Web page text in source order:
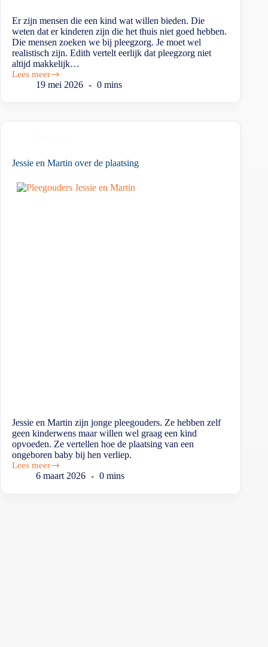
Er zijn mensen die een kind wat willen bieden. Die
weten dat er kinderen zijn die het thuis niet goed hebben.
Die mensen zoeken we bij pleegzorg. Je moet wel
realistisch zijn. Edith vertelt eerlijk dat pleegzorg niet
altijd makkelijk…
Lees meer
19 mei 2026 0 mins
Jessie en Martin over de plaatsing
Jessie en Martin zijn jonge pleegouders. Ze hebben zelf
geen kinderwens maar willen wel graag een kind
opvoeden. Ze vertellen hoe de plaatsing van een
ongeboren baby bij hen verliep.
Lees meer
6 maart 2026 0 mins